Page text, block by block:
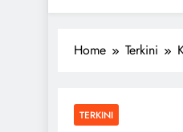
Home Terkini
TERKINI